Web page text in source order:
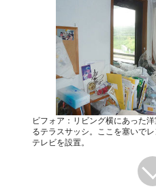
ビフォア：リビング横にあった
るテラスサッシ。ここを塞いで
テレビを設置。